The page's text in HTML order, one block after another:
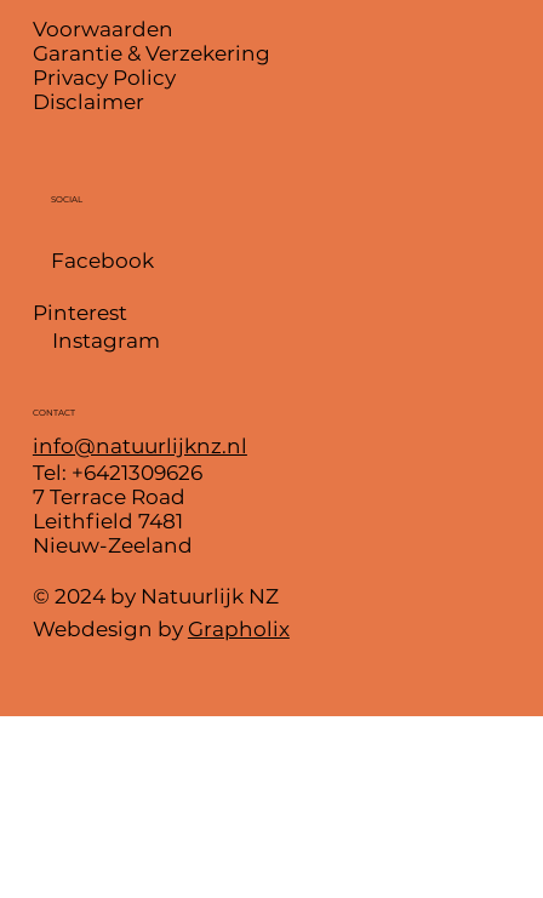
Voorwaarden
Garantie & Verzekering
Privacy Policy
Disclaimer
SOCIAL
Facebook
Instagram
Pinterest
CONTACT
info@natuurlijknz.nl
Tel: +6421309626
7 Terrace Road
Leithfield 7481
Nieuw-Zeeland
© 2024 by Natuurlijk NZ
Webdesign by Grapholix